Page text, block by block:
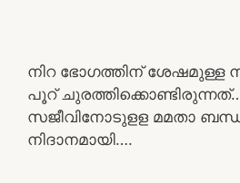
നിറ ഭോഗത്തിന് ശേഷമുള്ള
പൂറ്
സജീവിനോടുളള മമതാ
നിദാനമായി….